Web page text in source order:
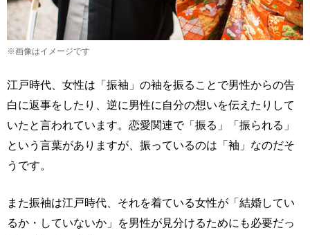
※画像はイメージです
江戸時代、女性は「振袖」の袖を振ることで男性からの告
白に返事をしたり、逆に男性に自分の想いを伝えたりして
いたと言われています。恋愛関連で「振る」「振られる」
という言葉がありますが、振っているのは「袖」なのだそ
うです。
また振袖は江戸時代、それを着ている女性が「結婚してい
るか・していないか」を男性が見分けるためにも必要だっ